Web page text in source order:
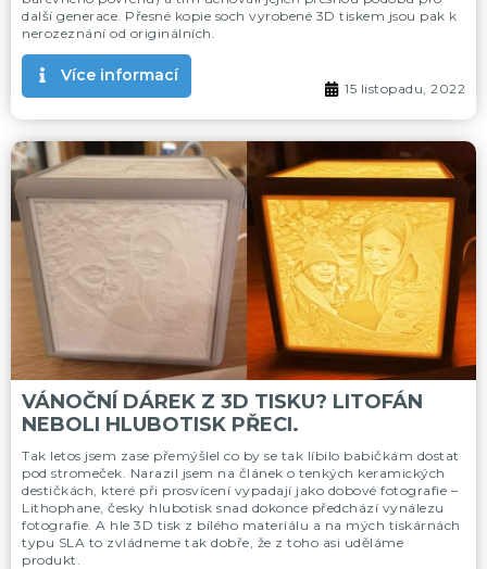
další generace. Přesné kopie soch vyrobené 3D tiskem jsou pak k
nerozeznání od originálních.
Více informací
15 listopadu, 2022
VÁNOČNÍ DÁREK Z 3D TISKU? LITOFÁN
NEBOLI HLUBOTISK PŘECI.
Tak letos jsem zase přemýšlel co by se tak líbilo babičkám dostat
pod stromeček. Narazil jsem na článek o tenkých keramických
destičkách, které při prosvícení vypadají jako dobové fotografie –
Lithophane, česky hlubotisk snad dokonce předchází vynálezu
fotografie. A hle 3D tisk z bílého materiálu a na mých tiskárnách
typu SLA to zvládneme tak dobře, že z toho asi uděláme
produkt.